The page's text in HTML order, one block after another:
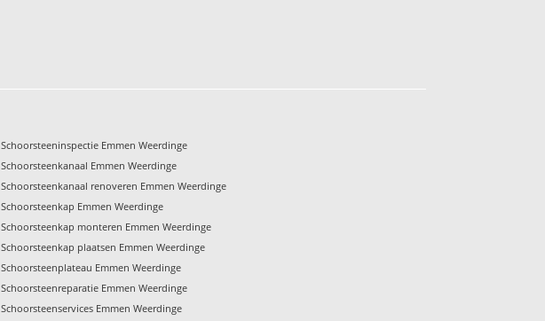
Schoorsteeninspectie Emmen Weerdinge
Schoorsteenkanaal Emmen Weerdinge
Schoorsteenkanaal renoveren Emmen Weerdinge
Schoorsteenkap Emmen Weerdinge
Schoorsteenkap monteren Emmen Weerdinge
Schoorsteenkap plaatsen Emmen Weerdinge
Schoorsteenplateau Emmen Weerdinge
Schoorsteenreparatie Emmen Weerdinge
Schoorsteenservices Emmen Weerdinge